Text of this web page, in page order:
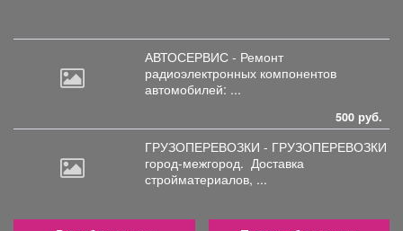
АВТОСЕРВИС - Ремонт
радиоэлектронных компонентов
автомобилей: ...
500 руб.
ГРУЗОПЕРЕВОЗКИ - ГРУЗОПЕРЕВОЗКИ
город-межгород. Доставка
стройматериалов, ...